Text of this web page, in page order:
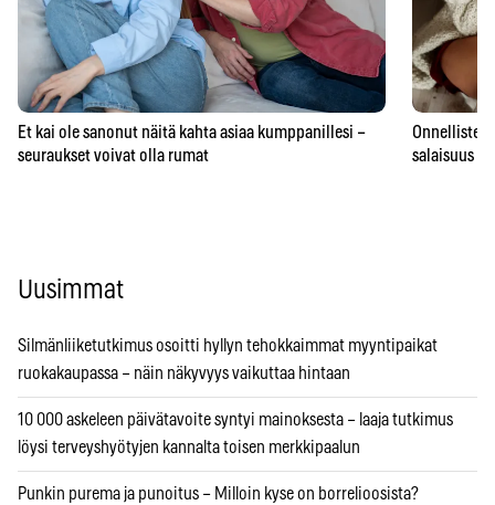
Et kai ole sanonut näitä kahta asiaa kumppanillesi –
seuraukset voivat olla rumat
Onnellisten
salaisuus –
Uusimmat
Silmänliiketutkimus osoitti hyllyn tehokkaimmat myyntipaikat
ruokakaupassa – näin näkyvyys vaikuttaa hintaan
10 000 askeleen päivätavoite syntyi mainoksesta – laaja tutkimus
löysi terveyshyötyjen kannalta toisen merkkipaalun
Punkin purema ja punoitus – Milloin kyse on borrelioosista?